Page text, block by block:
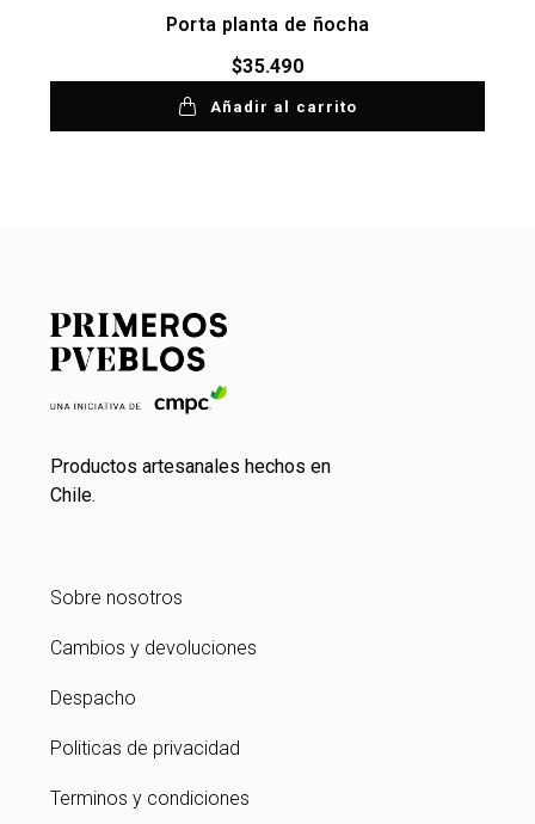
Porta planta de ñocha
$35.490
Añadir al carrito
Productos artesanales hechos en
Chile.
Sobre nosotros
Cambios y devoluciones
Despacho
Politicas de privacidad
Terminos y condiciones